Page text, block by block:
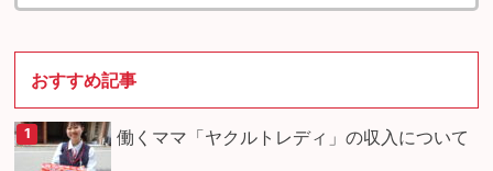
おすすめ記事
働くママ「ヤクルトレディ」の収入について